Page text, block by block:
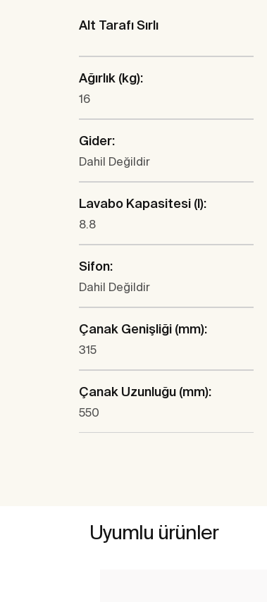
Alt Tarafı Sırlı
Ağırlık (kg):
16
Gider:
Dahil Değildir
Lavabo Kapasitesi (l):
8.8
Sifon:
Dahil Değildir
Çanak Genişliği (mm):
315
Çanak Uzunluğu (mm):
550
Uyumlu ürünler